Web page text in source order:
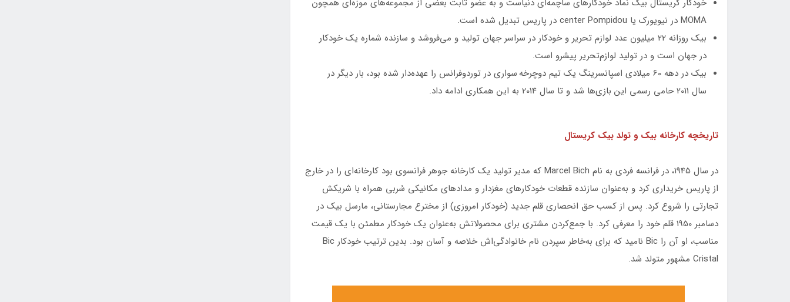
MOMA در نیویورک یا center Pompidou در پاریس تبدیل شده است.
بیک روزانه 22 میلیون عدد لوازم‌ تحریر و خودكار در سراسر جهان تولید و می‌فروشد و سازنده شماره یك خودكار
در جهان است و در تولید لوازم‌تحریر پیشرو است.
بیک در دهه 60 میلادی اسپانسرینگ یک تیم دوچرخه سواری در توردوفرانس را عهده‌دار شده بود، بار دیگر در
سال 2011 حامی رسمی این بازی‌ها شد و تا سال 2014 به این همکاری ادامه داد.
تاریخچه کارخانه بیک و تولد بیک کریستال
در سال 1945، در فرانسه فردی به نام Marcel Bich كه مدیر تولید یك كارخانه جوهر فرانسوی بود كارخانه‌ای را در خارج
از پاریس خریداری كرد و به‌عنوان سازنده قطعات خودكارهای مغزدار و مدادهای مكانیكی سُربی همراه با شریكش
تجارتی را شروع كرد. پس از كسب حق انحصاری قلم جدید (خودکار امروزی) از مخترع مجارستانی، مارسل بیک در
دسامبر 1950 قلم خود را معرفی كرد. با جمع‌كردن مشتری برای محصولاتش به‌عنوان یك خودكار مطمئن با یك قیمت
مناسب، او آن را Bic نامید كه برای به‌خاطر سپردن نام خانوادگی‌اش خلاصه و آسان بود. بدین ترتیب خودكار Bic
Cristal مشهور متولد شد.